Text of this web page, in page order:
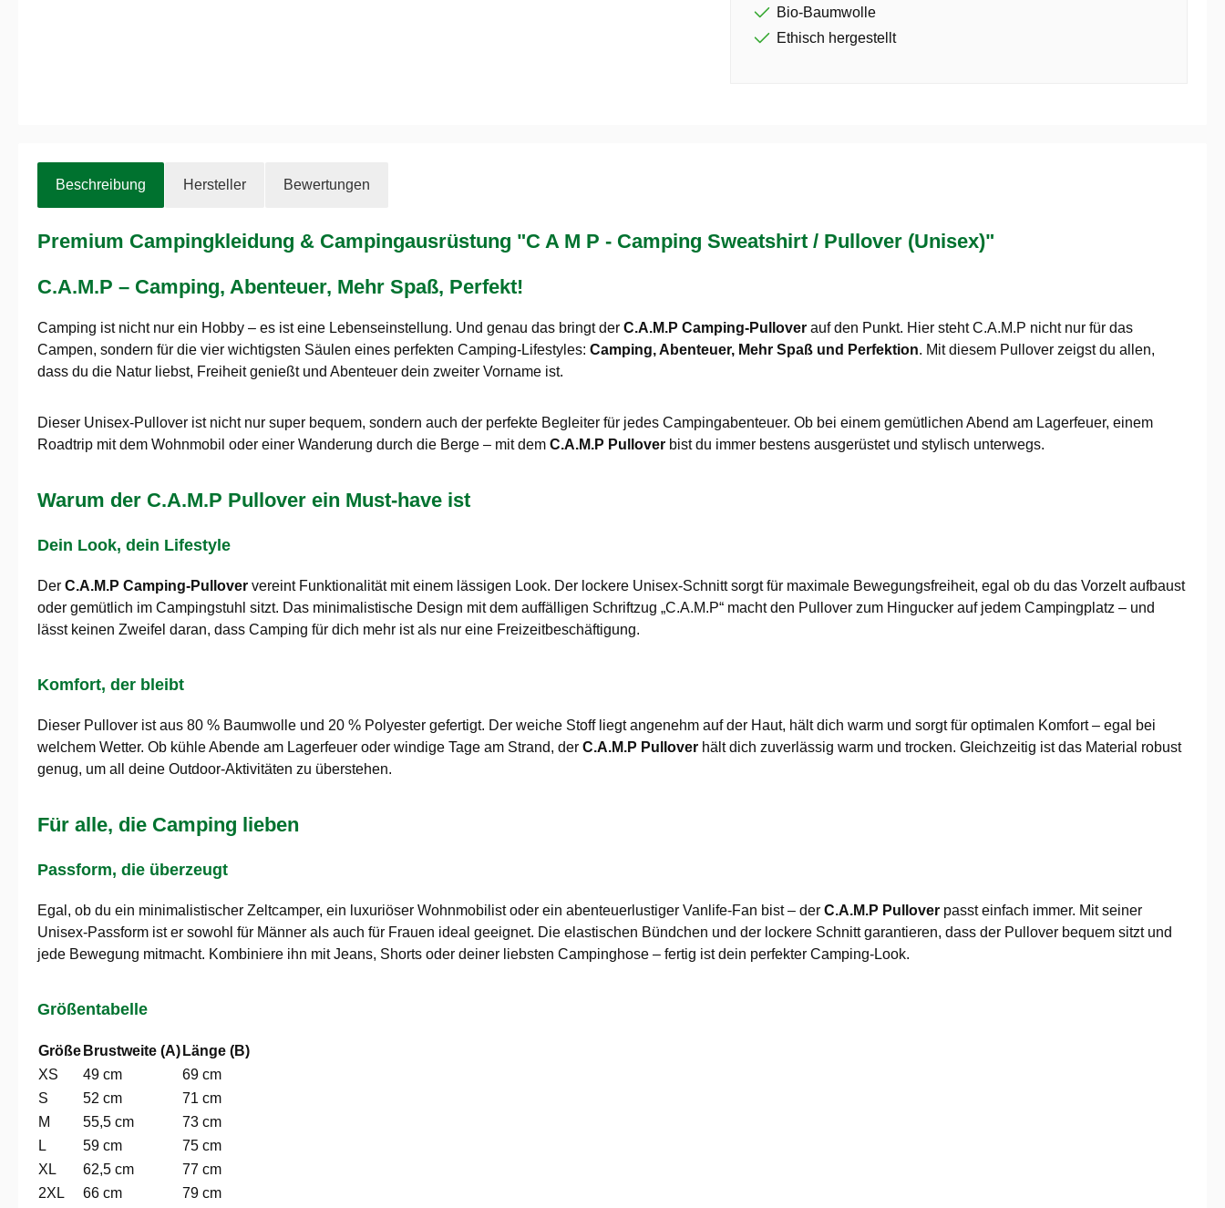
Bio-Baumwolle
Ethisch hergestellt
Beschreibung Hersteller Bewertungen
Premium Campingkleidung & Campingausrüstung "C A M P - Camping Sweatshirt / Pullover (Unisex)"
C.A.M.P – Camping, Abenteuer, Mehr Spaß, Perfekt!
Camping ist nicht nur ein Hobby – es ist eine Lebenseinstellung. Und genau das bringt der C.A.M.P Camping-Pullover auf den Punkt. Hier steht C.A.M.P nicht nur für das
Campen, sondern für die vier wichtigsten Säulen eines perfekten Camping-Lifestyles: Camping, Abenteuer, Mehr Spaß und Perfektion. Mit diesem Pullover zeigst du allen,
dass du die Natur liebst, Freiheit genießt und Abenteuer dein zweiter Vorname ist.
Dieser Unisex-Pullover ist nicht nur super bequem, sondern auch der perfekte Begleiter für jedes Campingabenteuer. Ob bei einem gemütlichen Abend am Lagerfeuer, einem
Roadtrip mit dem Wohnmobil oder einer Wanderung durch die Berge – mit dem C.A.M.P Pullover bist du immer bestens ausgerüstet und stylisch unterwegs.
Warum der C.A.M.P Pullover ein Must-have ist
Dein Look, dein Lifestyle
Der C.A.M.P Camping-Pullover vereint Funktionalität mit einem lässigen Look. Der lockere Unisex-Schnitt sorgt für maximale Bewegungsfreiheit, egal ob du das Vorzelt aufbaust
oder gemütlich im Campingstuhl sitzt. Das minimalistische Design mit dem auffälligen Schriftzug „C.A.M.P“ macht den Pullover zum Hingucker auf jedem Campingplatz – und
lässt keinen Zweifel daran, dass Camping für dich mehr ist als nur eine Freizeitbeschäftigung.
Komfort, der bleibt
Dieser Pullover ist aus 80 % Baumwolle und 20 % Polyester gefertigt. Der weiche Stoff liegt angenehm auf der Haut, hält dich warm und sorgt für optimalen Komfort – egal bei
welchem Wetter. Ob kühle Abende am Lagerfeuer oder windige Tage am Strand, der C.A.M.P Pullover hält dich zuverlässig warm und trocken. Gleichzeitig ist das Material robust
genug, um all deine Outdoor-Aktivitäten zu überstehen.
Für alle, die Camping lieben
Passform, die überzeugt
Egal, ob du ein minimalistischer Zeltcamper, ein luxuriöser Wohnmobilist oder ein abenteuerlustiger Vanlife-Fan bist – der C.A.M.P Pullover passt einfach immer. Mit seiner
Unisex-Passform ist er sowohl für Männer als auch für Frauen ideal geeignet. Die elastischen Bündchen und der lockere Schnitt garantieren, dass der Pullover bequem sitzt und
jede Bewegung mitmacht. Kombiniere ihn mit Jeans, Shorts oder deiner liebsten Campinghose – fertig ist dein perfekter Camping-Look.
Größentabelle
Größe Brustweite (A) Länge (B)
XS
49 cm
69 cm
S
52 cm
71 cm
M
55,5 cm
73 cm
L
59 cm
75 cm
XL
62,5 cm
77 cm
2XL
66 cm
79 cm